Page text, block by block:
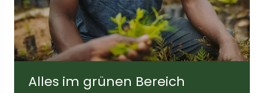
Alles im grünen Bereich